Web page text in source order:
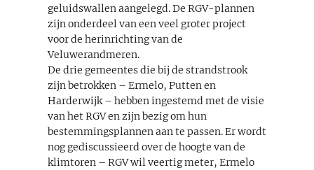
geluidswallen aangelegd. De RGV-plannen
zijn onderdeel van een veel groter project
voor de herinrichting van de
Veluwerandmeren.
De drie gemeentes die bij de strandstrook
zijn betrokken – Ermelo, Putten en
Harderwijk – hebben ingestemd met de visie
van het RGV en zijn bezig om hun
bestemmingsplannen aan te passen. Er wordt
nog gediscussieerd over de hoogte van de
klimtoren – RGV wil veertig meter, Ermelo